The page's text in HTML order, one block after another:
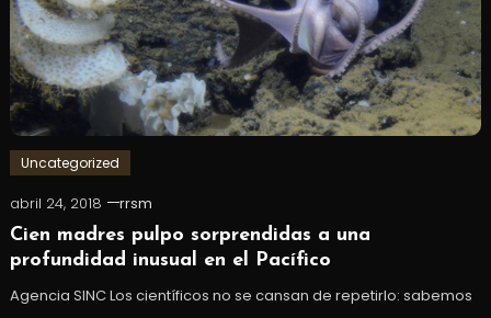
Uncategorized
abril 24, 2018
rrsm
Cien madres pulpo sorprendidas a una
profundidad inusual en el Pacífico
Agencia SINC Los científicos no se cansan de repetirlo: sabemos